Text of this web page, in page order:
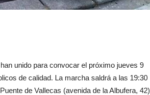
unido para convocar el próximo jueves 9
de calidad. La marcha saldrá a las 19:30
de Vallecas (avenida de la Albufera, 42)